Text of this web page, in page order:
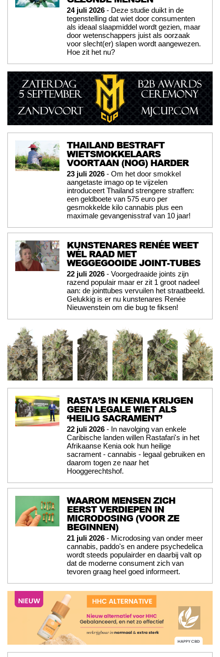
24 juli 2026 - Deze studie duikt in de
tegenstelling dat wiet door consumenten
als ideaal slaapmiddel wordt gezien, maar
door wetenschappers juist als oorzaak
voor slecht(er) slapen wordt aangewezen.
Hoe zit het nu?
THAILAND BESTRAFT
WIETSMOKKELAARS
VOORTAAN (NOG) HARDER
23 juli 2026 - Om het door smokkel
aangetaste imago op te vijzelen
introduceert Thailand strengere straffen:
een geldboete van 575 euro per
gesmokkelde kilo cannabis plus een
maximale gevangenisstraf van 10 jaar!
KUNSTENARES RENÉE WEET
WÉL RAAD MET
WEGGEGOOIDE JOINT-TUBES
22 juli 2026 - Voorgedraaide joints zijn
razend populair maar er zit 1 groot nadeel
aan: de jointtubes vervuilen het straatbeeld.
Gelukkig is er nu kunstenares Renée
Nieuwenstein om die bug te fiksen!
RASTA’S IN KENIA KRIJGEN
GEEN LEGALE WIET ALS
‘HEILIG SACRAMENT’
22 juli 2026 - In navolging van enkele
Caribische landen willen Rastafari's in het
Afrikaanse Kenia ook hun heilige
sacrament - cannabis - legaal gebruiken en
daarom togen ze naar het
Hooggerechtshof.
WAAROM MENSEN ZICH
EERST VERDIEPEN IN
MICRODOSING (VOOR ZE
BEGINNEN)
21 juli 2026 - Microdosing van onder meer
cannabis, paddo's en andere psychedelica
wordt steeds populairder en daarbij valt op
dat de moderne consument zich van
tevoren graag heel goed informeert.